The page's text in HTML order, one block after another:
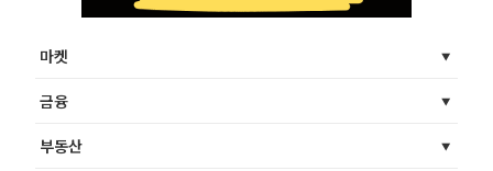
마켓
금융
부동산